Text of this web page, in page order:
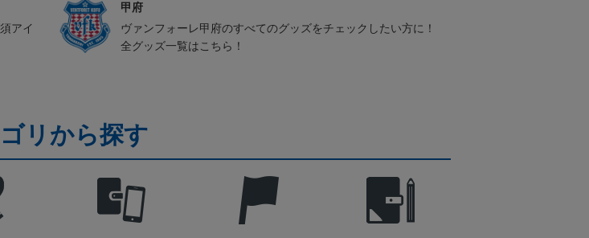
アイ
甲府
ヴァンフォーレ甲府のすべてのグッズをチェックしたい方に！
全グッズ一覧はこちら！
リから探す